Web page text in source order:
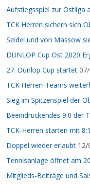
Aufstiegsspiel zur Ostliga
TCK Herren sichern sich
Seidel und von Massow
DUNLOP Cup Ost 2020
27. Dunlop Cup startet
TCK Herren-Teams
Sieg im Spitzenspiel der
Beeindruckendes 9:0 der
TCK-Herren starten mit
Doppel wieder erlaubt 12/
Tennisanlage öffnet am
Mitglieds-Beiträge und